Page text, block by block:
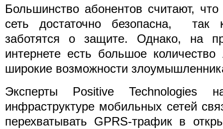
Большинство абонентов считают,
сеть достаточно безопасна, так
заботятся о защите. Однако, на
интернете есть большое
широкие возможности
Эксперты Positive Technologies
инфраструктуре мобильных сетей
перехватывать GPRS-трафик в